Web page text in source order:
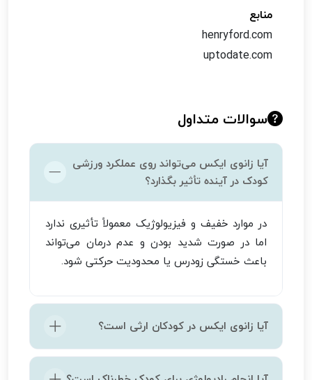
منابع
henryford.com
uptodate.com
سوالات متداول
آیا زانوی ایکس می‌تواند روی عملکرد ورزشی
کودک در آینده تأثیر بگذارد؟
در موارد خفیف و فیزیولوژیک معمولاً تأثیری ندارد
اما در صورت شدید بودن و عدم درمان می‌تواند
باعث خستگی زودرس یا محدودیت حرکتی شود.
آیا زانوی ایکس در کودکان ارثی است؟
در برخی موارد سابقه خانوادگی می‌تواند نقش